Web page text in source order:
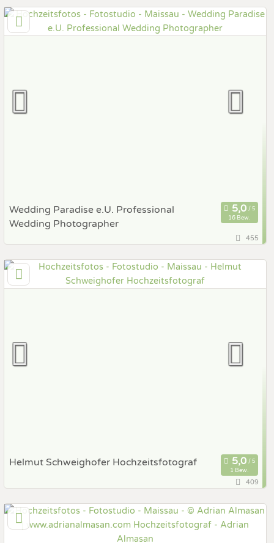
2500 Baden, Niederösterreich, Österreich
Wedding Paradise e.U. Professional
Wedding Photographer
16 Bew.
82,4 km(Entfernung von Maissau)
2751 Steinabrückl, Niederösterreich, Österreich
Art des Shootings:
Prewedding Shooting
455
Helmut Schweighofer Hochzeitsfotograf
1 Bew.
8225 Pöllau, Steiermark, Österreich
Prewedding Shooting
409